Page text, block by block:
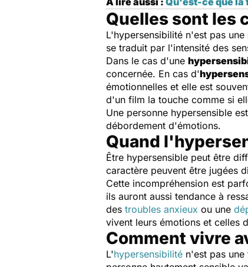
Quelles sont les
L'hypersensibilité n'est pas
se traduit par l'intensité des
Dans le cas d'une
concernée. En cas d'
émotionnelles et elle est
d'un film la touche comme si
Une personne hypersensible
débordement d'émotions.
Quand
Être hypersensible peut être
caractère peuvent être jugées
Cette incompréhension est
ils auront aussi tendance à
des troubles anxieux ou une
vivent leurs émotions et celles
Comment vivre
L'hypersensibilité n'est pas